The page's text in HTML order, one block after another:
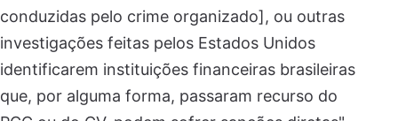
conduzidas pelo crime organizado], ou outras
investigações feitas pelos Estados Unidos
identificarem instituições financeiras brasileiras
que, por alguma forma, passaram recurso do